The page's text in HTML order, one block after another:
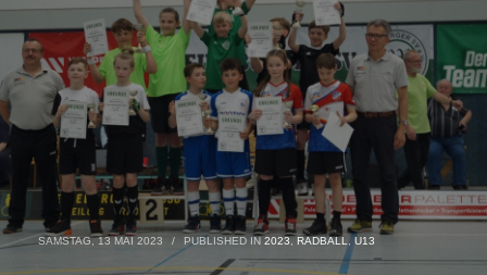
SAMSTAG, 13 MAI 2023 / PUBLISHED IN 2023, RADBALL U13